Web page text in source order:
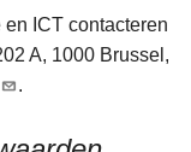
ICT contacteren
A, 1000 Brussel,
.